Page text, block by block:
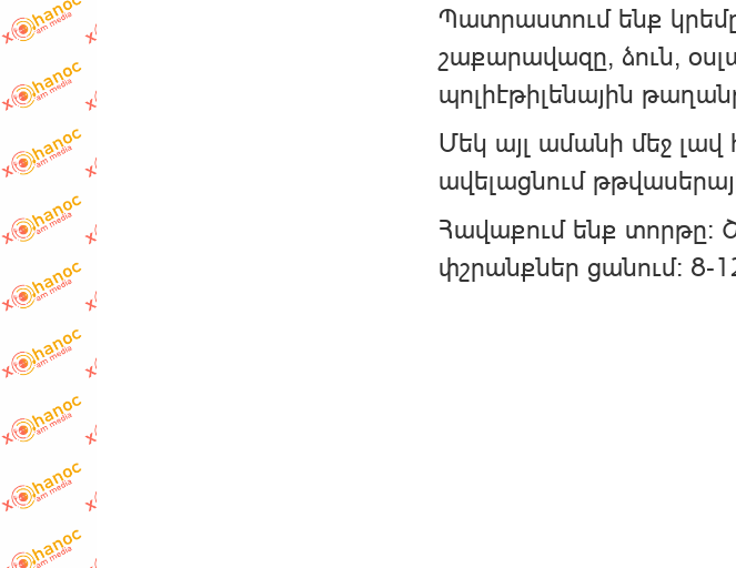
Պատրաստում ենք
շաքարավազը, ձուն,
պոլիէթիլենային
Մեկ այլ ամանի մեջ
ավելացնում
Հավաքում ենք տորթը:
փշրանքներ ցանում: